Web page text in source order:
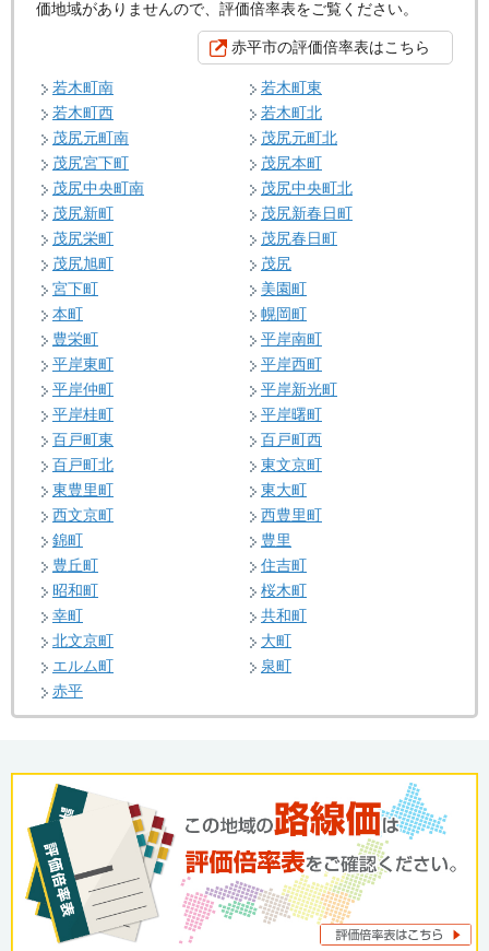
価地域がありませんので、評価倍率表をご覧ください。
赤平市の評価倍率表はこちら
若木町南
若木町東
若木町西
若木町北
茂尻元町南
茂尻元町北
茂尻宮下町
茂尻本町
茂尻中央町南
茂尻中央町北
茂尻新町
茂尻新春日町
茂尻栄町
茂尻春日町
茂尻旭町
茂尻
宮下町
美園町
本町
幌岡町
豊栄町
平岸南町
平岸東町
平岸西町
平岸仲町
平岸新光町
平岸桂町
平岸曙町
百戸町東
百戸町西
百戸町北
東文京町
東豊里町
東大町
西文京町
西豊里町
錦町
豊里
豊丘町
住吉町
昭和町
桜木町
幸町
共和町
北文京町
大町
エルム町
泉町
赤平